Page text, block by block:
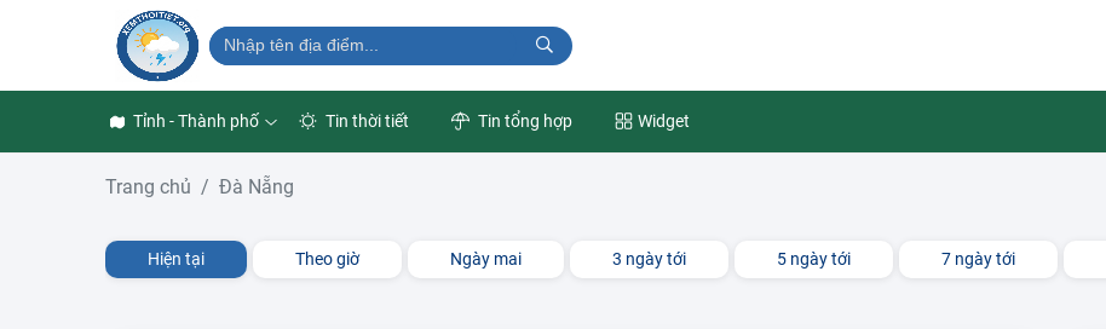
Tỉnh - Thành phố Tin thời tiết Tin tổng hợp Widget
Trang chủ Đà Nẵng
Hiện tại Theo giờ Ngày mai 3 ngày tới 5 ngày tới 7 ngày tới